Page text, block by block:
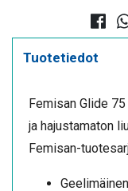
Tuotetiedot
Femisan Glide
ja hajustamaton
Femisan-